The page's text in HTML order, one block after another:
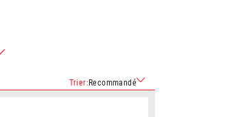
Trier: Recommandé